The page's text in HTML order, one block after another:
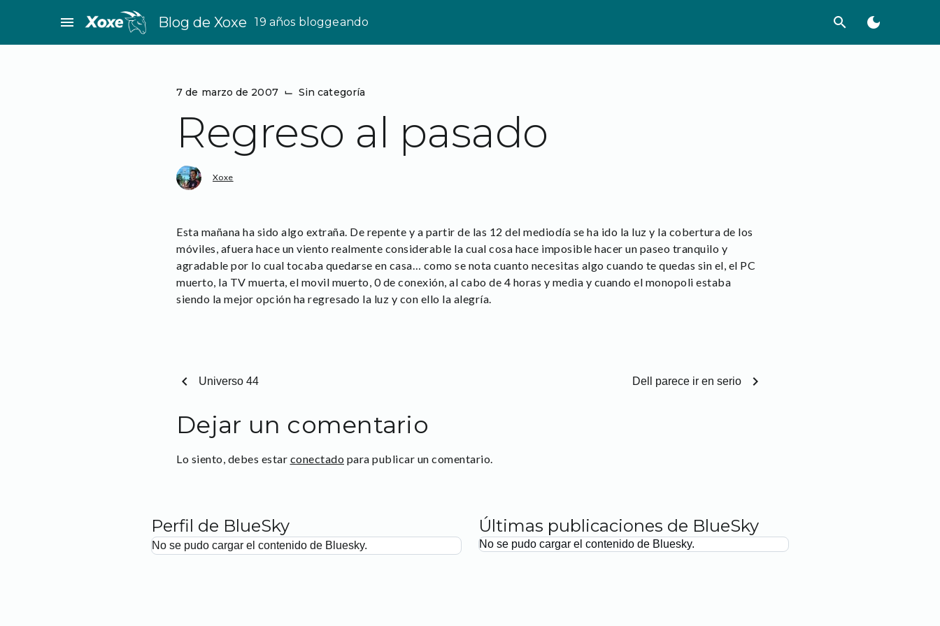
menu Blog de Xoxe 19 años bloggeando search dark_mode
7 de marzo de 2007 ⌙ Sin categoría
Regreso al pasado
Xoxe
Esta mañana ha sido algo extraña. De repente y a partir de las 12 del mediodía se ha ido la luz y la cobertura de los
móviles, afuera hace un viento realmente considerable la cual cosa hace imposible hacer un paseo tranquilo y
agradable por lo cual tocaba quedarse en casa… como se nota cuanto necesitas algo cuando te quedas sin el, el PC
muerto, la TV muerta, el movil muerto, 0 de conexión, al cabo de 4 horas y media y cuando el monopoli estaba
siendo la mejor opción ha regresado la luz y con ello la alegría.
chevron_left Universo 44 Dell parece ir en serio chevron_right
Dejar un comentario
Lo siento, debes estar conectado para publicar un comentario.
Perfil de BlueSky
No se pudo cargar el contenido de Bluesky.
Últimas publicaciones de BlueSky
No se pudo cargar el contenido de Bluesky.